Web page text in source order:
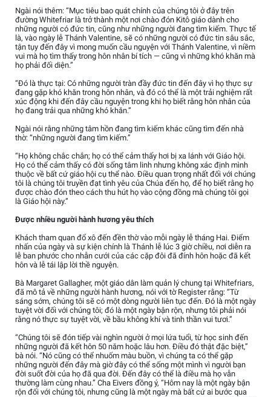
Ngài nói thêm: “Mục tiêu bao quát chính của chúng tôi ở đây trên
đường Whitefriar là trở thành một nơi chào đón Kitô giáo dành cho
những người có đức tin, cũng như những người đang tìm kiếm. Thực tế
là, vào ngày lễ Thánh Valentine, sẽ có những người có đức tin sâu sắc,
tận tụy đến đây vì mong muốn cầu nguyện với Thánh Valentine, vì niềm
vui mà họ tìm thấy trong hôn nhân bí tích — cũng vì những khó khăn mà
họ phải đối diện.”
“Đó là thực tại: Có những người tràn đầy đức tin đến đây vì họ thực sự
đang gặp khó khăn trong hôn nhân, và đó có thể là một trải nghiệm rất
xúc động khi đến đây cầu nguyện trong khi họ biết rằng hôn nhân của
họ đang trải qua những khó khăn.”
Ngài nói rằng những tâm hồn đang tìm kiếm khác cũng tìm đến nhà
thờ: “những người đang tìm kiếm.”
“Họ không chắc chắn; họ có thể cảm thấy hơi bị xa lánh với Giáo hội.
Họ có thể cảm thấy có đời sống tâm linh nhưng không xác định mình
thuộc về bất cứ giáo hội cụ thể nào. Điều quan trọng nhất đối với chúng
tôi là chúng tôi truyền đạt tình yêu của Chúa đến họ, để họ biết rằng họ
được chào đón theo cách thu hút họ vào cộng đồng mà chúng tôi gọi
là Giáo hội này.”
Được nhiều người hành hương yêu thích
Khách tham quan đổ xô đến đền thờ vào mỗi ngày lễ tháng Hai. Điểm
nhấn của ngày và sự kiện chính là Thánh lễ lúc 3 giờ chiều, nơi diễn ra
lễ ban phước cho nhẫn cưới của các cặp đôi đã đính hôn hoặc đã kết
hôn và lễ tái lập lời thề nguyện.
Bà Margaret Gallagher, một giáo dân làm quản lý chung tại Whitefriars,
đã mô tả về những người hành hương, nói với tờ Register rằng: “Từ
sáng sớm, chúng tôi sẽ có một dòng người liên tục đến. Đó là một ngày
tuyệt vời đối với chúng tôi; đó là một ngày bận rộn, nhưng tôi phải nói
rằng nó thực sự tuyệt vời, về bầu không khí và tinh thần vui tươi.”
“Chúng tôi sẽ đón tiếp vài nghìn người ở mọi lứa tuổi, từ học sinh đến
những người đã kết hôn 50 năm hoặc lâu hơn. Điều đó thật đặc biệt,”
bà nói. “Nó cũng có thể nhuốm màu buồn, vì chúng ta có thể gặp
những người đến đây mà giờ đây có thể sống một mình vì người bạn
đời suốt đời của họ đã qua đời. Đến đây có thể là điều mà họ vẫn
thường làm cùng nhau.” Cha Eivers đồng ý, “Hôm nay là một ngày bận
rộn đối với chúng tôi, nhưng cũng là một ngày mà bất cứ ai bước qua